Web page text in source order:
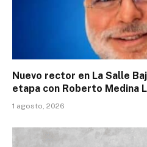
Nuevo rector en La Salle
etapa con Roberto Medina
1 agosto, 2026